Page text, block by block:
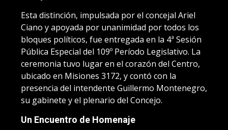
Esta distinción, impulsada por el concejal Ariel
Ciano y apoyada por unanimidad por todos los
bloques políticos, fue entregada en la 4ª Sesión
Pública Especial del 109º Período Legislativo. La
ceremonia tuvo lugar en el corazón del Centro,
ubicado en Misiones 3172, y contó con la
presencia del intendente Guillermo Montenegro,
su gabinete y el plenario del Concejo.
Un Encuentro de Homenaje